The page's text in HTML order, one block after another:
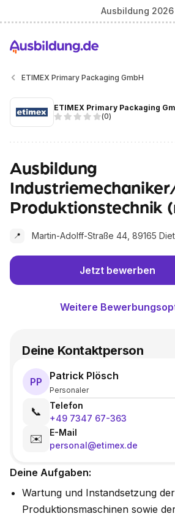
Ausbildung 2026
ETIMEX Primary Packaging GmbH
ETIMEX Primary Packaging
(0)
Ausbildung
Produktionstechnik
📍 Martin-Adolff-Straße 44, 89165
Jetzt bewerben
Weitere
Deine Aufgaben:
Wartung und Instandsetzung der
Produktionsmaschinen sowie
Deine Kontaktperson
PP Patrick Plösch
Personaler
📞
Telefon
+49 7347 67-363
✉️
E-Mail
personal@etimex.de